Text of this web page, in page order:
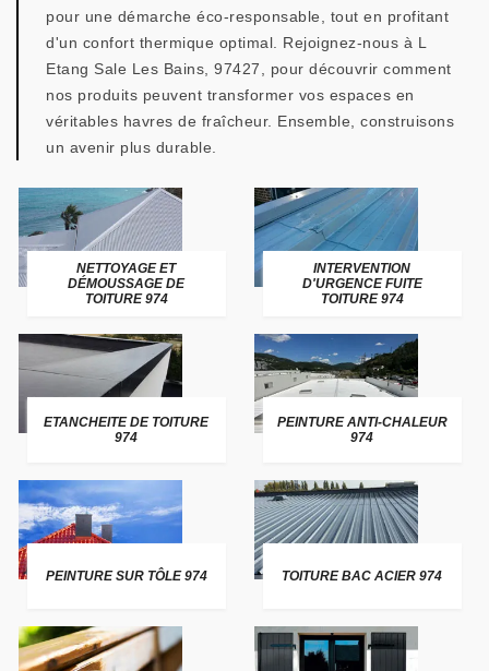
pour une démarche éco-responsable, tout en profitant
d'un confort thermique optimal. Rejoignez-nous à L
Etang Sale Les Bains, 97427, pour découvrir comment
nos produits peuvent transformer vos espaces en
véritables havres de fraîcheur. Ensemble, construisons
un avenir plus durable.
NETTOYAGE ET
DÉMOUSSAGE DE
TOITURE 974
INTERVENTION
D'URGENCE FUITE
TOITURE 974
ETANCHEITE DE TOITURE
974
PEINTURE ANTI-CHALEUR
974
PEINTURE SUR TÔLE 974 TOITURE BAC ACIER 974